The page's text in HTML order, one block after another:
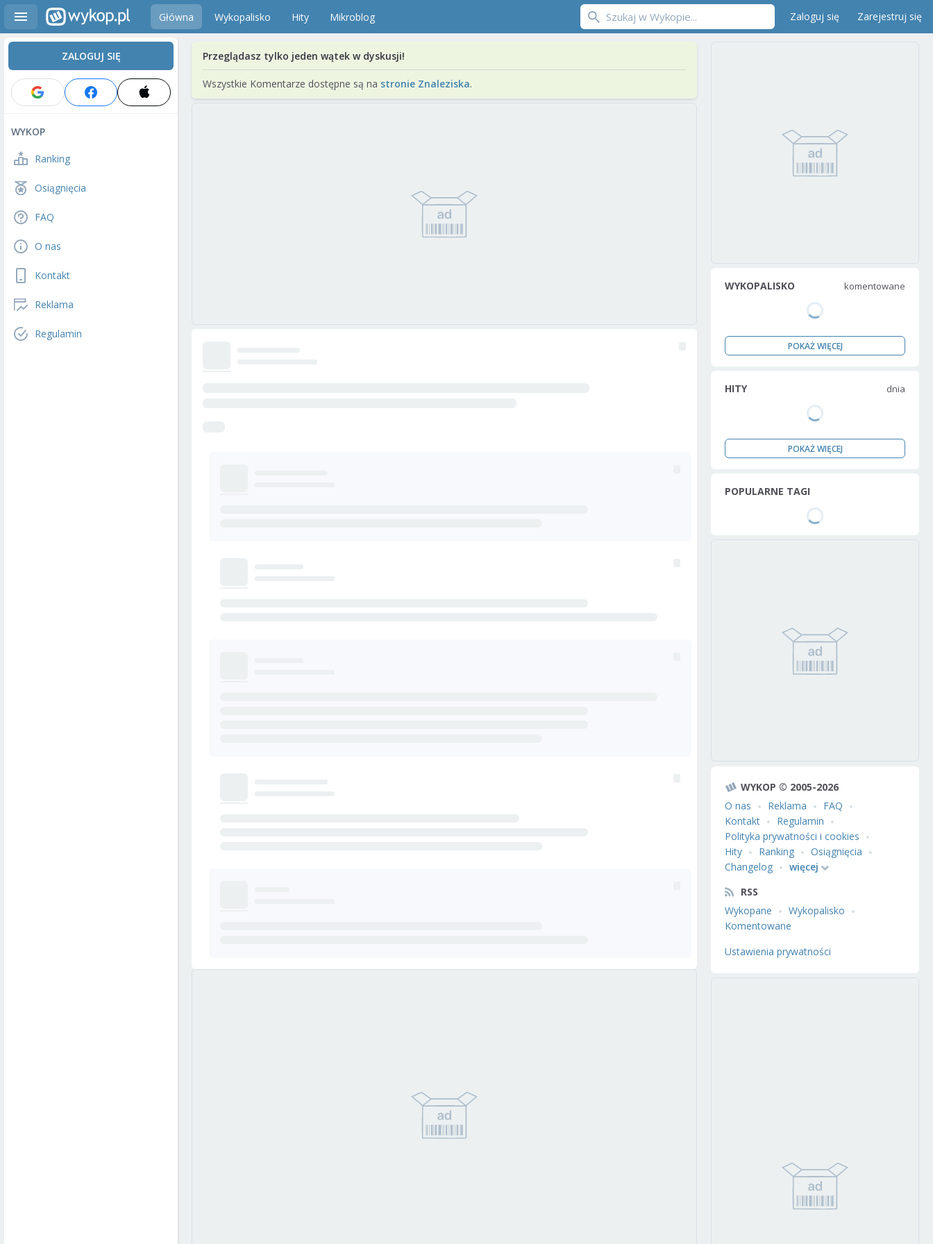
Główna Wykopalisko Hity Mikroblog Zaloguj się Zarejestruj się
ZALOGUJ SIĘ
WYKOP
Ranking
Osiągnięcia
FAQ
O nas
Kontakt
Reklama
Regulamin
Przeglądasz tylko jeden wątek w dyskusji!
Wszystkie Komentarze dostępne są na stronie Znaleziska.
WYKOPALISKO komentowane
POKAŻ WIĘCEJ
HITY dnia
POKAŻ WIĘCEJ
POPULARNE TAGI
WYKOP © 2005-2026
O nas
Reklama
FAQ
Kontakt
Regulamin
Polityka prywatności i cookies
Hity
Ranking
Osiągnięcia
Changelog
więcej
RSS
Wykopane
Wykopalisko
Komentowane
Ustawienia prywatności